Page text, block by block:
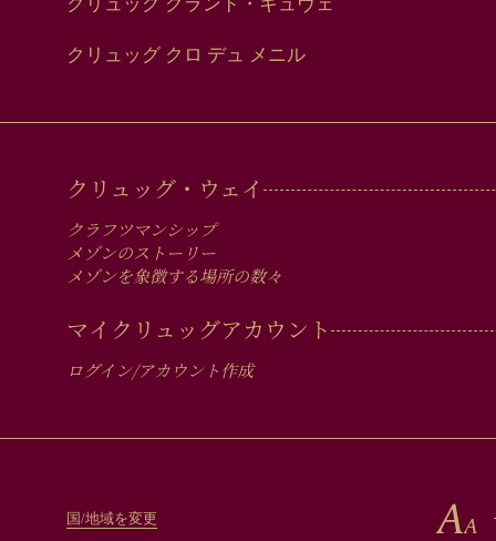
クリュッグ グランド・キュヴェ
クリュッグ クロ デュ メニル
MAIN
MEN
IN
FOOTER
クリュッグ・ウェイ
クラフツマンシップ
メゾンのストーリー
メゾンを象徴する場所の数々
マイクリュッグアカウント
ログイン/アカウント作成
国/地域を変更